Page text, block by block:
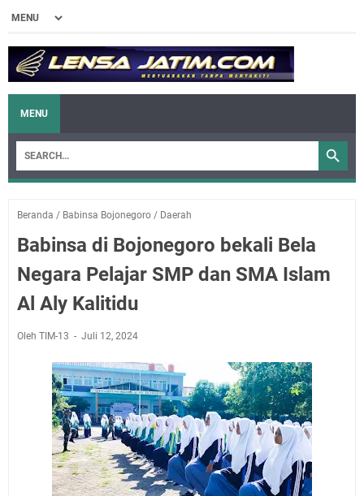
MENU
Beranda / Babinsa Bojonegoro / Daerah
Babinsa di Bojonegoro bekali Bela
Negara Pelajar SMP dan SMA Islam
Al Aly Kalitidu
Oleh TIM-13 Juli 12, 2024